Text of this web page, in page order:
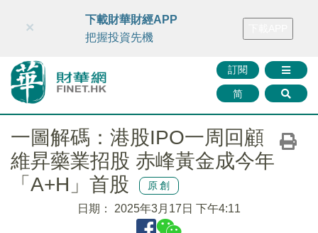
財華智庫網 FINTV FINMETA 財華證券 媒體矩陣
訂閱
简
×
下載財華財經APP
把握投資先機
一圖解碼：港股IPO一周回顧
維昇藥業招股 赤峰黃金成今年
「A+H」首股
原創
日期： 2025年3月17日 下午4:11